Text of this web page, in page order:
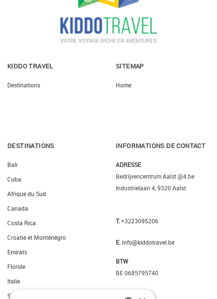
KIDDO TRAVEL
Destinations
SITEMAP
Home
DESTINATIONS
Bali
Cuba
Afrique du Sud
Canada
Costa Rica
Croatie et Monténégro
Emirats
Floride
Italie
Slovenie
INFORMATIONS DE CONTACT
ADRESSE
Bedrijvencentrum Aalst @4.be
Industrielaan 4, 9320 Aalst
T.+3223095206
E. info@kiddotravel.be
BTW
BE 0685795740